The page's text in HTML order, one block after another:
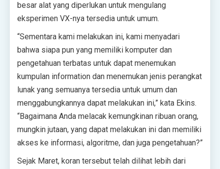
besar alat yang diperlukan untuk mengulang
eksperimen VX-nya tersedia untuk umum.
“Sementara kami melakukan ini, kami menyadari
bahwa siapa pun yang memiliki komputer dan
pengetahuan terbatas untuk dapat menemukan
kumpulan information dan menemukan jenis perangkat
lunak yang semuanya tersedia untuk umum dan
menggabungkannya dapat melakukan ini,” kata Ekins.
“Bagaimana Anda melacak kemungkinan ribuan orang,
mungkin jutaan, yang dapat melakukan ini dan memiliki
akses ke informasi, algoritme, dan juga pengetahuan?”
Sejak Maret, koran tersebut telah dilihat lebih dari